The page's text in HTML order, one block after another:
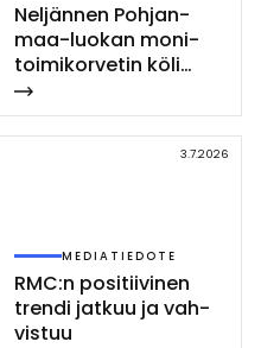
Nel­jän­nen Poh­jan­
maa-luo­kan mo­ni­
toi­mi­kor­ve­tin kö­li
las­ket­tiin Rau­mal­la
3.7.2026
MEDIATIEDOTE
RMC:n po­si­tii­vi­nen
tren­di jat­kuu ja vah­
vis­tuu